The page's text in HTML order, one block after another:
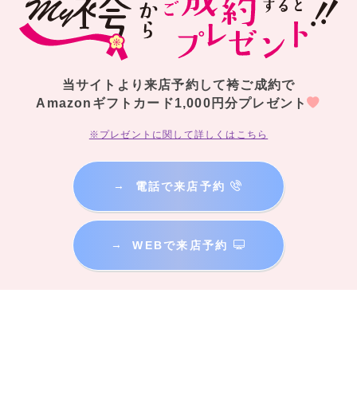
当サイトより来店予約して袴ご成約で
Amazonギフトカード1,000円分プレゼント
※プレゼントに関して詳しくはこちら
→ 電話で来店予約
→ WEBで来店予約